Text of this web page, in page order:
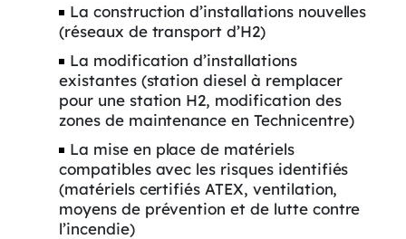
La construction d’installations nouvelles
(réseaux de transport d’H2)
La modification d’installations
existantes (station diesel à remplacer
pour une station H2, modification des
zones de maintenance en Technicentre)
La mise en place de matériels
compatibles avec les risques identifiés
(matériels certifiés ATEX, ventilation,
moyens de prévention et de lutte contre
l’incendie)